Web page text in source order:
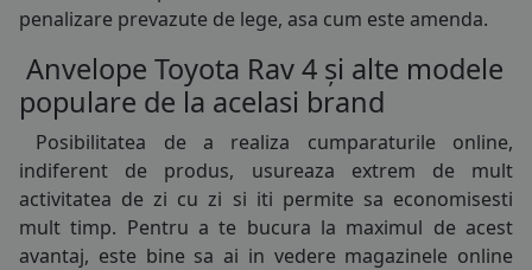
penalizare prevazute de lege, asa cum este amenda.
Anvelope Toyota Rav 4 și alte modele
populare de la acelasi brand
Posibilitatea de a realiza cumparaturile online,
indiferent de produs, usureaza extrem de mult
activitatea de zi cu zi si iti permite sa economisesti
mult timp. Pentru a te bucura la maximul de acest
avantaj, este bine sa ai in vedere magazinele online